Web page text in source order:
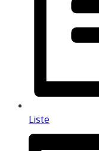
Liste